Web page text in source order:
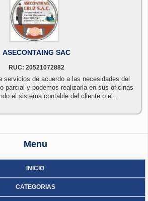
ASECONTAING SAC
RUC: 20521072882
servicios de acuerdo a las necesidades del
parcial y podemos realizarla en sus oficinas
el sistema contable del cliente o el
su desempeño, cuenta con
Menu
INICIO
CATEGORIAS